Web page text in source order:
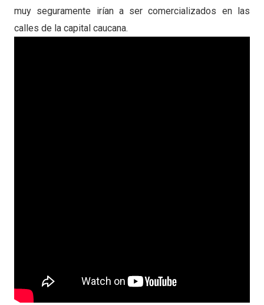
muy seguramente irían a ser comercializados en las
calles de la capital caucana.